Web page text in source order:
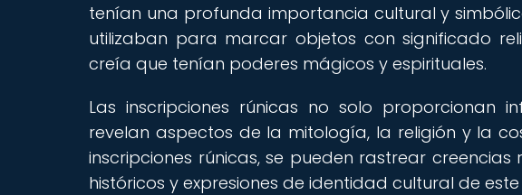
tenían una profunda importancia cultural y
utilizaban para marcar objetos con significado
creía que tenían poderes mágicos y espirituales.
Las inscripciones rúnicas no solo proporcionan
revelan aspectos de la mitología, la religión y la
inscripciones rúnicas, se pueden rastrear
históricos y expresiones de identidad cultural de